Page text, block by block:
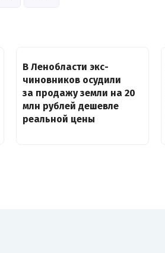
В Ленобласти экс-
чиновников осудили
за продажу земли на 20
млн рублей дешевле
реальной цены